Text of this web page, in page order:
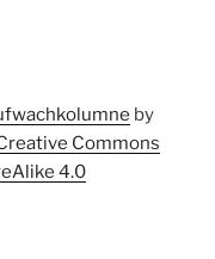
by
Commons
4.0